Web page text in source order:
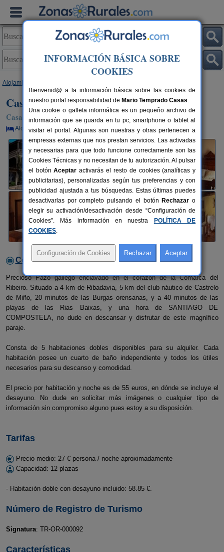
Alojamientos
Casa Rural Dos Ulloa
Casa Rural en Ribadavia (Ourense)
Alquiler por habitaciones 12 plazas 25 km de Ourense
Contactar con el alojamiento
Precioso Pazo gallego enclavado en el corazón de la Comarca del
Ribeiro. Situado a 4 km de Ribadavia, 5 km del club náutico de Castrelo
de Miño, 20 minutos de las Burgas orensanas, y a 40 minutos de las
playas de las Rias Baixas, y una hora de SANTIAGO DE
COMPOSTELA, no dude en descansar y disfrutar de este magnífico
paraje.
Consta de 5 habitaciones dobles disponibles para su alquiler. Cada
habitación posee un cuarto de baño independiente y todos los útiles
necesarios para su descanso y comodidad.
El precio por habitación y noche es de 55 euros, en dónde se incluye el
desayuno. No dude en solicitar más imágenes o cualquier tipo de
información sin compromiso alguno pues estoy a su disposición.
Tarifas
Precio medio: 27 € persona / noche aproximadamente
Capacidad: 12 plazas
- Habitación doble con desayuno incluido: 58.85 €.
Número de Registro de Turismo
Signatura: TR-OR-000092
Características
INFORMACIÓN BÁSICA SOBRE
COOKIES
Bienvenid@ a la información básica sobre las cookies de
nuestro portal responsabilidad de Mario Temprado Casas.
Una cookie o galleta informática es un pequeño archivo de
información que se guarda en tu pc, smartphone o tablet al
visitar el portal. Algunas son nuestras y otras pertenecen a
empresas externas que nos prestan servicios. Las activadas
y necesarias para que todo funcione correctamente son las
Cookies Técnicas y no necesitan de tu autorización. Al pulsar
el botónAceptar activarás el resto de cookies (analíticas y
publicitarias), personalizadas según tus preferencias y con
publicidad ajustada a tus búsquedas. Estas últimas puedes
desactivarlas por completo pulsando el botón Rechazar o
elegir su activación/desactivación desde “Configuración de
Cookies”. Más información en nuestra
POLÍTICA DE
COOKIES.